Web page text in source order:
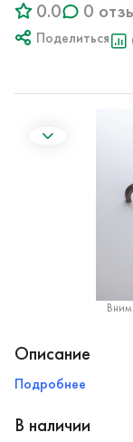
0.0 0
Поделиться
Описание
Подробнее
В наличии